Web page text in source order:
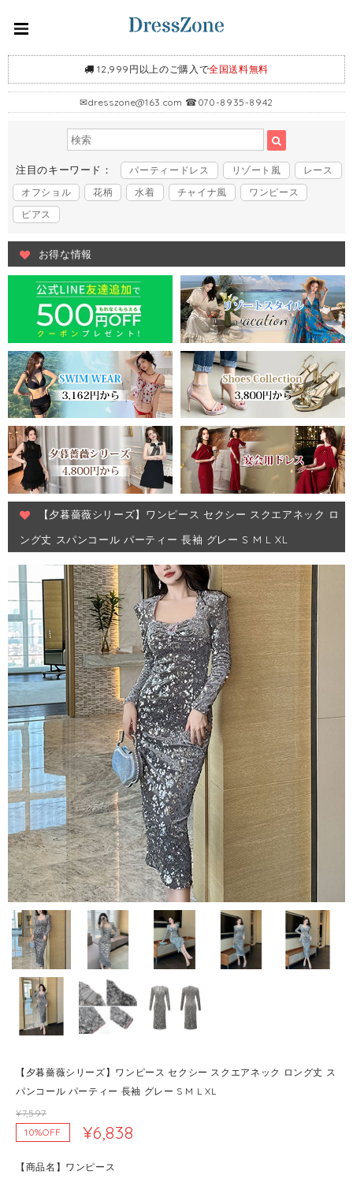
12,999円以上のご購入で全国送料無料
✉dresszone@163.com ☎070-8935-8942
注目のキーワード： パーティードレス リゾート風
レース
オフショル
花柄 水着 チャイナ風
ワンピース
ピアス
お得な情報
【夕暮薔薇シリーズ】ワンピース セクシー スクエアネック ロ
ング丈 スパンコール パーティー 長袖 グレー S M L XL
【夕暮薔薇シリーズ】ワンピース セクシー スクエアネック ロング丈 ス
パンコール パーティー 長袖 グレー S M L XL
¥7,597
10%OFF
¥6,838
【商品名】ワンピース